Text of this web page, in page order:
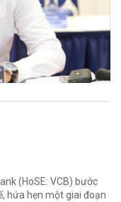
(HoSE: VCB) bước
hứa hẹn một giai đoạn